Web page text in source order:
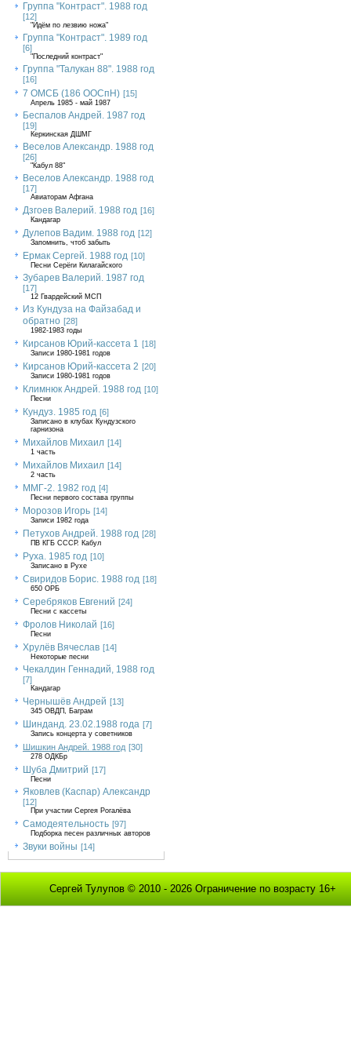
Группа "Контраст". 1988 год
[12]
"Идём по лезвию ножа"
Группа "Контраст". 1989 год
[6]
"Последний контраст"
Группа "Талукан 88". 1988 год
[16]
7 ОМСБ (186 ООСпН) [15]
Апрель 1985 - май 1987
Беспалов Андрей. 1987 год
[19]
Керкинская ДШМГ
Веселов Александр. 1988 год
[26]
"Кабул 88"
Веселов Александр. 1988 год
[17]
Авиаторам Афгана
Дзгоев Валерий. 1988 год [16]
Кандагар
Дулепов Вадим. 1988 год [12]
Запомнить, чтоб забыть
Ермак Сергей. 1988 год [10]
Песни Серёги Килагайского
Зубарев Валерий. 1987 год
[17]
12 Гвардейский МСП
Из Кундуза на Файзабад и
обратно [28]
1982-1983 годы
Кирсанов Юрий-кассета 1 [18]
Записи 1980-1981 годов
Кирсанов Юрий-кассета 2 [20]
Записи 1980-1981 годов
Климнюк Андрей. 1988 год [10]
Песни
Кундуз. 1985 год [6]
Записано в клубах Кундузского
гарнизона
Михайлов Михаил [14]
1 часть
Михайлов Михаил [14]
2 часть
ММГ-2. 1982 год [4]
Песни первого состава группы
Морозов Игорь [14]
Записи 1982 года
Петухов Андрей. 1988 год [28]
ПВ КГБ СССР. Кабул
Руха. 1985 год [10]
Записано в Рухе
Свиридов Борис. 1988 год [18]
650 ОРБ
Серебряков Евгений [24]
Песни с кассеты
Фролов Николай [16]
Песни
Хрулёв Вячеслав [14]
Некоторые песни
Чекалдин Геннадий, 1988 год
[7]
Кандагар
Чернышёв Андрей [13]
345 ОВДП, Баграм
Шинданд. 23.02.1988 года [7]
Запись концерта у советников
Шишкин Андрей. 1988 год [30]
278 ОДКБр
Шуба Дмитрий [17]
Песни
Яковлев (Каспар) Александр
[12]
При участии Сергея Рогалёва
Самодеятельность [97]
Подборка песен различных авторов
Звуки войны [14]
Сергей Тулупов © 2010 - 2026 Ограничение по возрасту 16+